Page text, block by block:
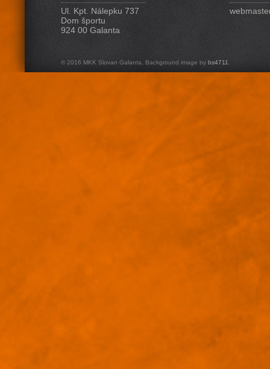
Ul. Kpt. Nálepku 737
Dom športu
924 00 Galanta
© 2016 MKK Slovan Galanta. Background image by bs4711